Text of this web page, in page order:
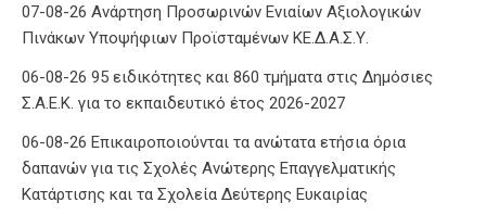
07-08-26 Ανάρτηση Προσωρινών Ενιαίων Αξιολογικών
Πινάκων Υποψήφιων Προϊσταμένων ΚΕ.Δ.Α.Σ.Υ.
06-08-26 95 ειδικότητες και 860 τμήματα στις Δημόσιες
Σ.Α.Ε.Κ. για το εκπαιδευτικό έτος 2026-2027
06-08-26 Επικαιροποιούνται τα ανώτατα ετήσια όρια
δαπανών για τις Σχολές Ανώτερης Επαγγελματικής
Κατάρτισης και τα Σχολεία Δεύτερης Ευκαιρίας